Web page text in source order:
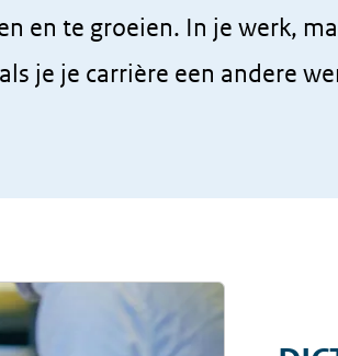
en te groeien. In je werk,
je je carrière een andere